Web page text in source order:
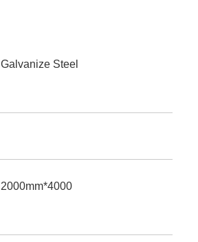
Galvanize Steel
4000*2000mm